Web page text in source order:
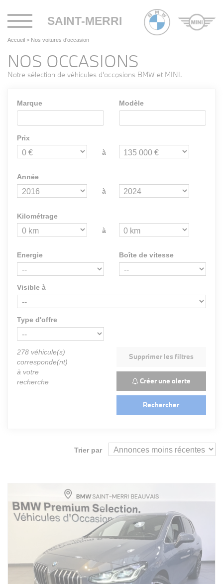
SAINT-MERRI
Toggle
navigation
Accueil > Nos voitures d'occasion
NOS OCCASIONS
Notre sélection de véhicules d'occasions BMW et MINI.
Marque Modèle
Prix
à
Année
à
Kilométrage
à
Energie Boîte de vitesse
Visible à
Type d'offre
278 véhicule(s)
corresponde(nt)
à votre
recherche
Supprimer les filtres
Créer une alerte
Rechercher
Trier par